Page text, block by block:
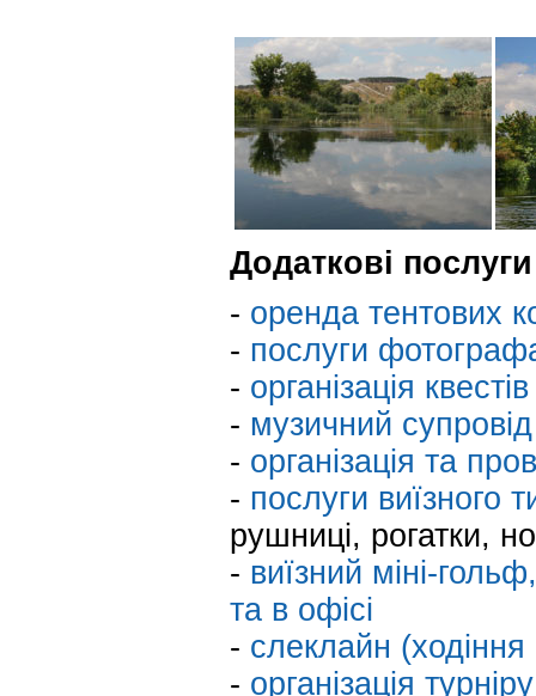
Додаткові
- оренда тентових
- послуги
- організація
- музичний супровід
- організація та
- послуги виїзного
рушниці, рогатки,
- виїзний міні-
та в офісі
- слеклайн (ходіння
- організація